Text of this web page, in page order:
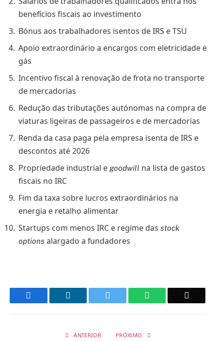
benefícios fiscais ao investimento
Bónus aos trabalhadores isentos de IRS e TSU
Apoio extraordinário a encargos com eletricidade e
gás
Incentivo fiscal à renovação de frota no transporte
de mercadorias
Redução das tributações autónomas na compra de
viaturas ligeiras de passageiros e de mercadorias
Renda da casa paga pela empresa isenta de IRS e
descontos até 2026
Propriedade industrial e goodwill na lista de gastos
fiscais no IRC
Fim da taxa sobre lucros extraordinários na
energia e retalho alimentar
Startups com menos IRC e regime das stock
options alargado a fundadores
WhatsApp
ANTERIOR PRÓXIMO